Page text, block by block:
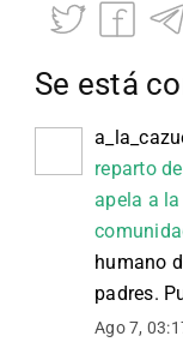
Se está
reparto
apela a
humano
padres.
Ago 7,